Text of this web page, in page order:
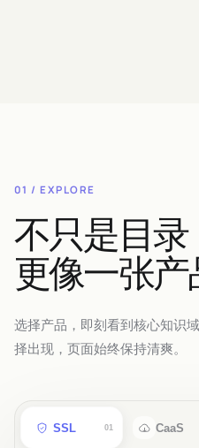
01 / EXPLORE
不只是目录
更像一张产
选择产品，即刻看到核心知识
择出现，页面始终保持清爽。
SSL 01 CaaS